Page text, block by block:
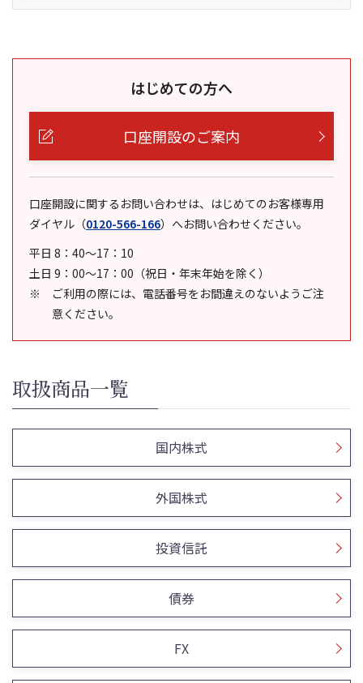
はじめての方へ
口座開設のご案内
口座開設に関するお問い合わせは、はじめてのお客様専用
ダイヤル （0120-566-166） へお問い合わせください。
平日 8：40～17：10
土日 9：00～17：00（祝日・年末年始を除く）
ご利用の際には、電話番号をお間違えのないようご注
意ください。
取扱商品一覧
国内株式
外国株式
投資信託
債券
FX